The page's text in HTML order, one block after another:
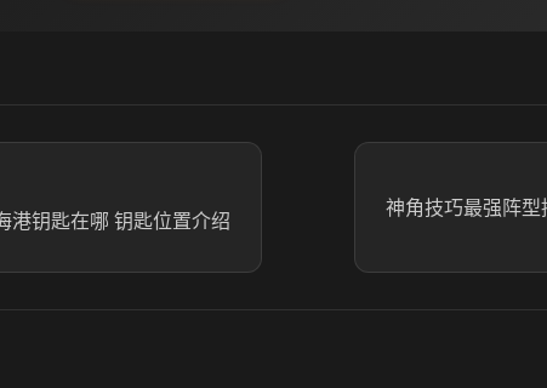
港钥匙在哪 钥匙位置介绍
神角技巧最强阵